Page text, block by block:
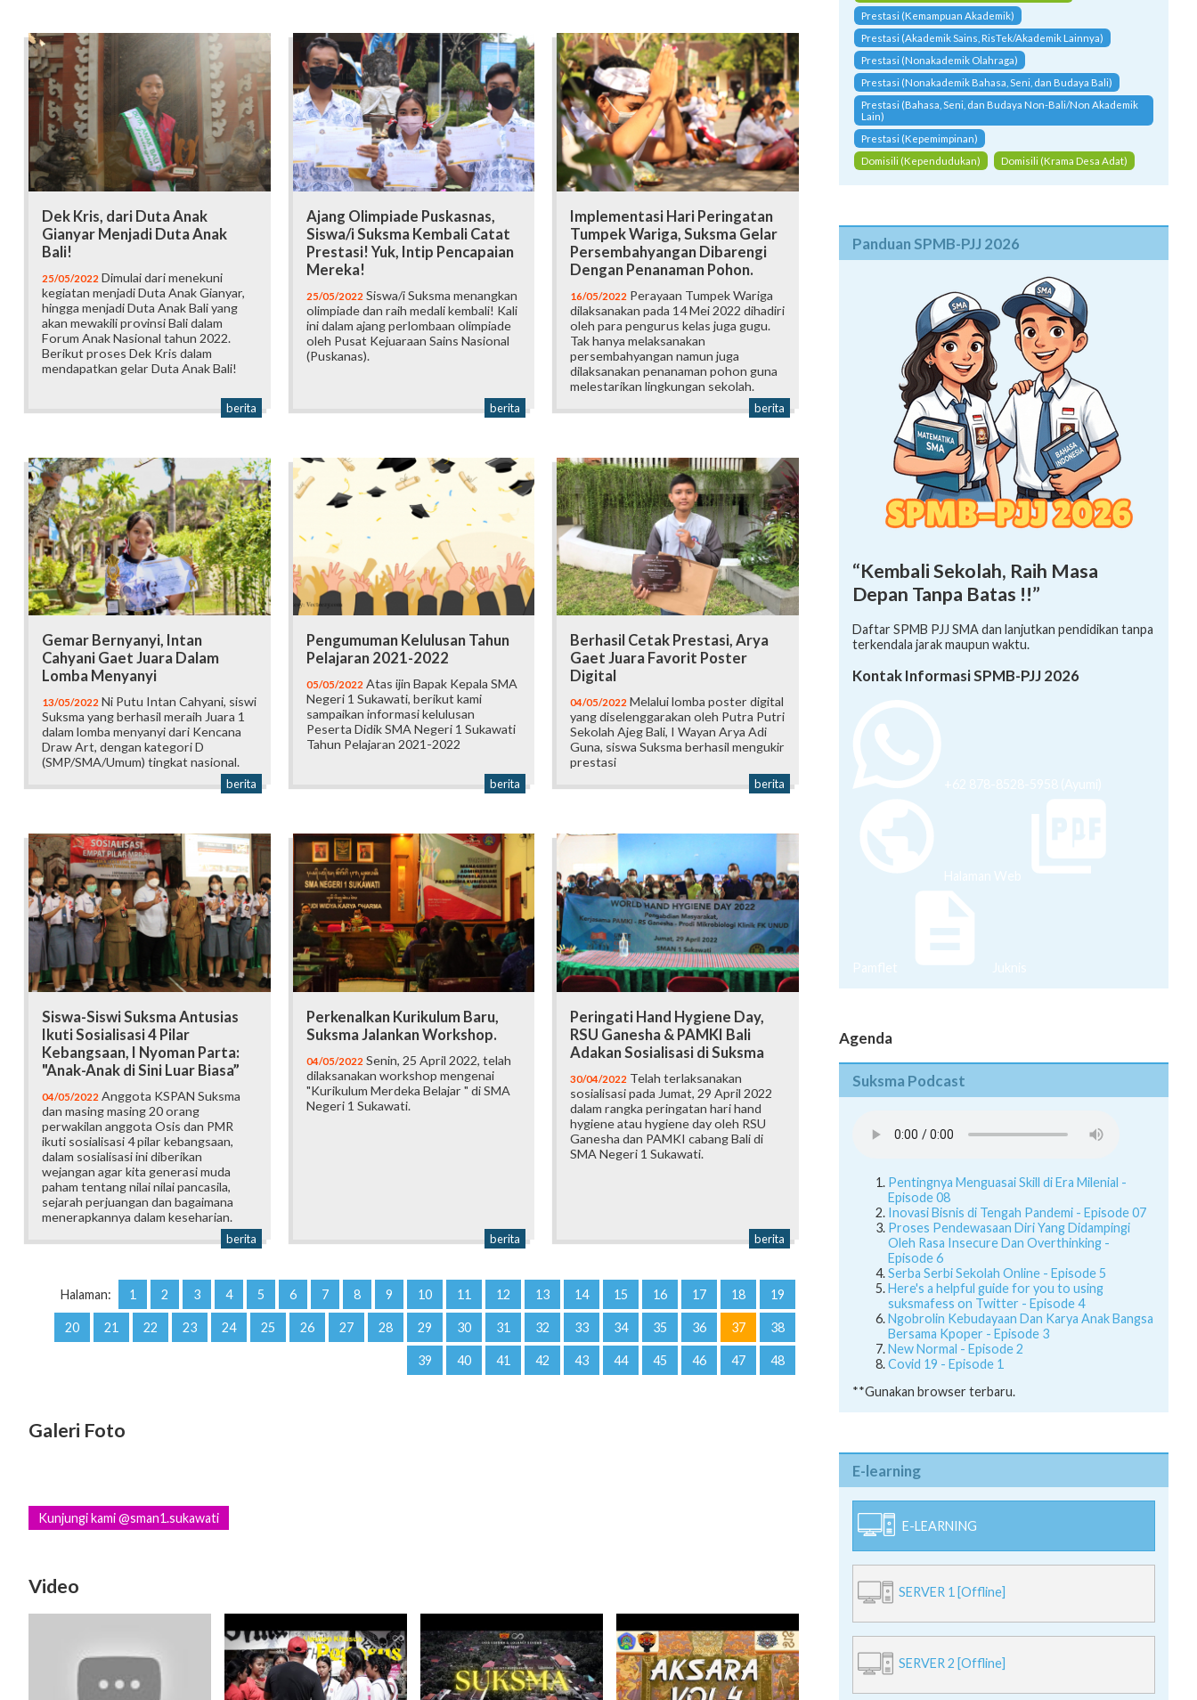
Dek Kris, dari Duta Anak
Gianyar Menjadi Duta Anak
Bali!
25/05/2022 Dimulai dari menekuni
kegiatan menjadi Duta Anak Gianyar,
hingga menjadi Duta Anak Bali yang
akan mewakili provinsi Bali dalam
Forum Anak Nasional tahun 2022.
Berikut proses Dek Kris dalam
mendapatkan gelar Duta Anak Bali!
berita
Ajang Olimpiade Puskasnas,
Siswa/i Suksma Kembali Catat
Prestasi! Yuk, Intip Pencapaian
Mereka!
25/05/2022 Siswa/i Suksma menangkan
olimpiade dan raih medali kembali! Kali
ini dalam ajang perlombaan olimpiade
oleh Pusat Kejuaraan Sains Nasional
(Puskanas).
berita
Implementasi Hari Peringatan
Tumpek Wariga, Suksma Gelar
Persembahyangan Dibarengi
Dengan Penanaman Pohon.
16/05/2022 Perayaan Tumpek Wariga
dilaksanakan pada 14 Mei 2022 dihadiri
oleh para pengurus kelas juga gugu.
Tak hanya melaksanakan
persembahyangan namun juga
dilaksanakan penanaman pohon guna
melestarikan lingkungan sekolah.
berita
Gemar Bernyanyi, Intan
Cahyani Gaet Juara Dalam
Lomba Menyanyi
13/05/2022 Ni Putu Intan Cahyani, siswi
Suksma yang berhasil meraih Juara 1
dalam lomba menyanyi dari Kencana
Draw Art, dengan kategori D
(SMP/SMA/Umum) tingkat nasional.
berita
Pengumuman Kelulusan Tahun
Pelajaran 2021-2022
05/05/2022 Atas ijin Bapak Kepala SMA
Negeri 1 Sukawati, berikut kami
sampaikan informasi kelulusan
Peserta Didik SMA Negeri 1 Sukawati
Tahun Pelajaran 2021-2022
berita
Berhasil Cetak Prestasi, Arya
Gaet Juara Favorit Poster
Digital
04/05/2022 Melalui lomba poster digital
yang diselenggarakan oleh Putra Putri
Sekolah Ajeg Bali, I Wayan Arya Adi
Guna, siswa Suksma berhasil mengukir
prestasi
berita
Siswa-Siswi Suksma Antusias
Ikuti Sosialisasi 4 Pilar
Kebangsaan, I Nyoman Parta:
"Anak-Anak di Sini Luar Biasa”
04/05/2022 Anggota KSPAN Suksma
dan masing masing 20 orang
perwakilan anggota Osis dan PMR
ikuti sosialisasi 4 pilar kebangsaan,
dalam sosialisasi ini diberikan
wejangan agar kita generasi muda
paham tentang nilai nilai pancasila,
sejarah perjuangan dan bagaimana
menerapkannya dalam keseharian.
berita
Perkenalkan Kurikulum Baru,
Suksma Jalankan Workshop.
04/05/2022 Senin, 25 April 2022, telah
dilaksanakan workshop mengenai
"Kurikulum Merdeka Belajar " di SMA
Negeri 1 Sukawati.
berita
Peringati Hand Hygiene Day,
RSU Ganesha & PAMKI Bali
Adakan Sosialisasi di Suksma
30/04/2022 Telah terlaksanakan
sosialisasi pada Jumat, 29 April 2022
dalam rangka peringatan hari hand
hygiene atau hygiene day oleh RSU
Ganesha dan PAMKI cabang Bali di
SMA Negeri 1 Sukawati.
berita
Halaman: 1 2 3 4 5 6 7 8 9 10 11 12 13 14 15 16 17 18 19
20 21 22 23 24 25 26 27 28 29 30 31 32 33 34 35 36 37 38
39 40 41 42 43 44 45 46 47 48
Galeri Foto
Kunjungi kami @sman1.sukawati
Video
Prestasi (Kemampuan Akademik)
Prestasi (Akademik Sains, RisTek/Akademik Lainnya)
Prestasi (Nonakademik Olahraga)
Prestasi (Nonakademik Bahasa, Seni, dan Budaya Bali)
Prestasi (Bahasa, Seni, dan Budaya Non-Bali/Non Akademik
Lain)
Prestasi (Kepemimpinan)
Domisili (Kependudukan)
Domisili (Krama Desa Adat)
Panduan SPMB-PJJ 2026
“Kembali Sekolah, Raih Masa
Depan Tanpa Batas !!”
Daftar SPMB PJJ SMA dan lanjutkan pendidikan tanpa
terkendala jarak maupun waktu.
Kontak Informasi SPMB-PJJ 2026
+62 878-8528-5958 (Ayumi)
Halaman Web
Pamflet Juknis
Agenda
Suksma Podcast
Pentingnya Menguasai Skill di Era Milenial -
Episode 08
Inovasi Bisnis di Tengah Pandemi - Episode 07
Proses Pendewasaan Diri Yang Didampingi
Oleh Rasa Insecure Dan Overthinking -
Episode 6
Serba Serbi Sekolah Online - Episode 5
Here's a helpful guide for you to using
suksmafess on Twitter - Episode 4
Ngobrolin Kebudayaan Dan Karya Anak Bangsa
Bersama Kpoper - Episode 3
New Normal - Episode 2
Covid 19 - Episode 1
**Gunakan browser terbaru.
E-learning
E-LEARNING
SERVER 1 [Offline]
SERVER 2 [Offline]